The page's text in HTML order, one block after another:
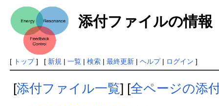
添付ファイルの情報
[ トップ] [ 新規 | 一覧| 検索| 最終更新| ヘルプ| ログイン ]
[添付ファイル一覧] [全ページの添